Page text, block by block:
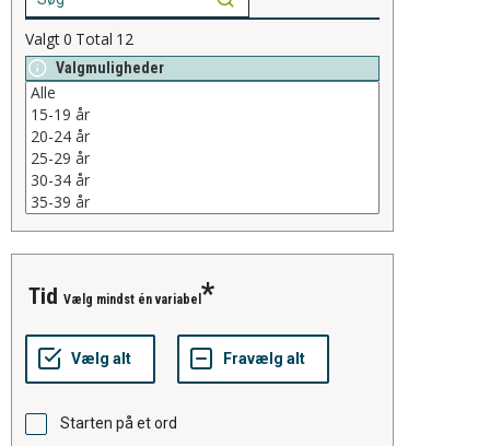
Valgt0 Total 12
Valgmuligheder
tid Vælg mindst én variabel
Starten på et ord